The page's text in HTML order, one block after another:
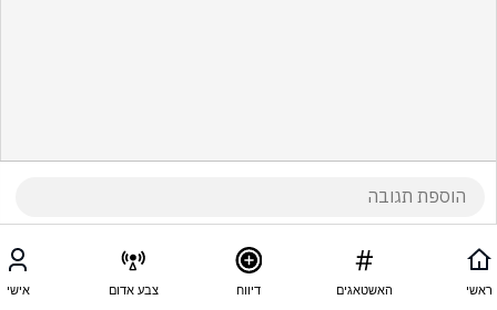
ראשי האשטאגים דיווח צבע אדום אישי